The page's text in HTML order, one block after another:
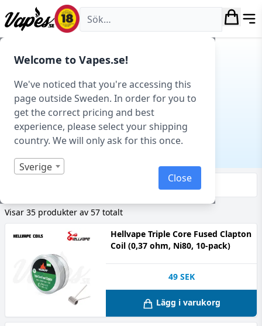
Welcome to Vapes.se!
We've noticed that you're accessing this
page outside Sweden. In order for you to
get the correct pricing and best
experience, please select your shipping
country. We will only ask for this once.
Sverige
Close
Vapes.se
Hem/Coils (Förbrännare)/ Avancerade coils
AVANCERADE COILS
Coils (Förbrännare)
Underkategorier
Visar 35 produkter av 57 totalt
Hellvape Triple Core Fused Clapton
Coil (0,37 ohm, Ni80, 10-pack)
49 SEK
Lägg i varukorg